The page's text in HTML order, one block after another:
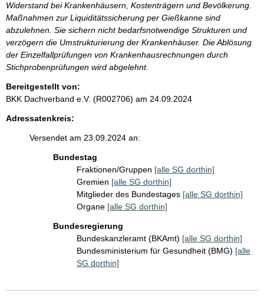
Widerstand bei Krankenhäusern, Kostenträgern und Bevölkerung.
Maßnahmen zur Liquiditätssicherung per Gießkanne sind
abzulehnen. Sie sichern nicht bedarfsnotwendige Strukturen und
verzögern die Umstrukturierung der Krankenhäuser. Die Ablösung
der Einzelfallprüfungen von Krankenhausrechnungen durch
Stichprobenprüfungen wird abgelehnt.
Bereitgestellt von:
BKK Dachverband e.V. (R002706) am 24.09.2024
Adressatenkreis:
Versendet am 23.09.2024 an:
Bundestag
Fraktionen/Gruppen [alle SG dorthin]
Gremien [alle SG dorthin]
Mitglieder des Bundestages [alle SG dorthin]
Organe [alle SG dorthin]
Bundesregierung
Bundeskanzleramt (BKAmt) [alle SG dorthin]
Bundesministerium für Gesundheit (BMG) [alle
SG dorthin]